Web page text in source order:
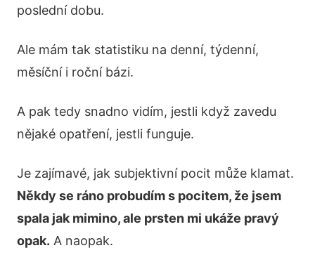
poslední dobu.
Ale mám tak statistiku na denní, týdenní,
měsíční i roční bázi.
A pak tedy snadno vidím, jestli když zavedu
nějaké opatření, jestli funguje.
Je zajímavé, jak subjektivní pocit může klamat.
Někdy se ráno probudím s pocitem, že jsem
spala jak mimino, ale prsten mi ukáže pravý
opak. A naopak.